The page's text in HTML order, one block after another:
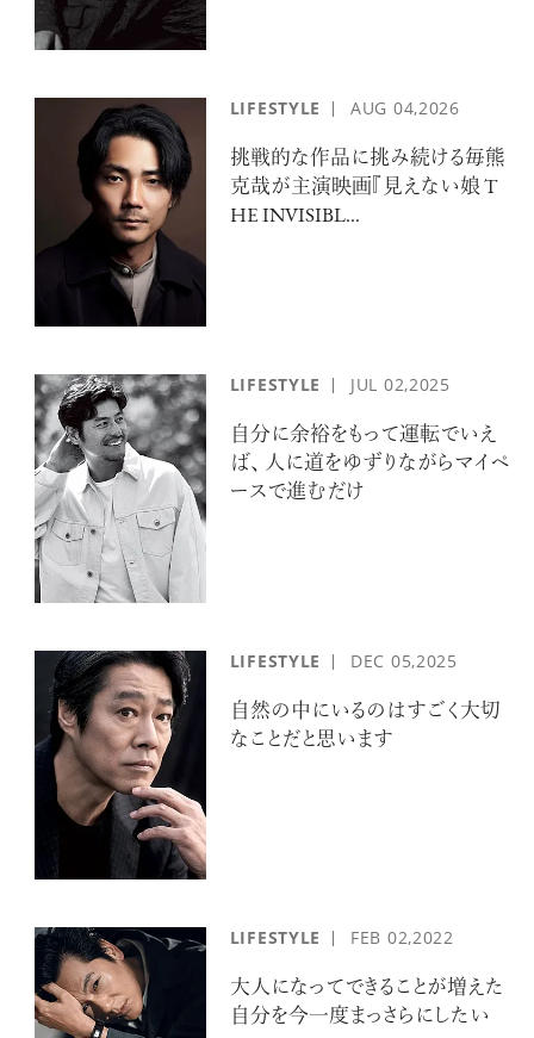
LIFESTYLE AUG 04,2026
挑戦的な作品に挑み続ける毎熊
克哉が主演映画『見えない娘 T
HE INVISIBL...
LIFESTYLE JUL 02,2025
自分に余裕をもって運転でいえ
ば、 人に道をゆずりながらマイペ
ースで進むだけ
LIFESTYLE DEC 05,2025
自然の中にいるのはすごく大切
なことだと思います
LIFESTYLE FEB 02,2022
大人になってできることが増えた
自分を今一度まっさらにしたい